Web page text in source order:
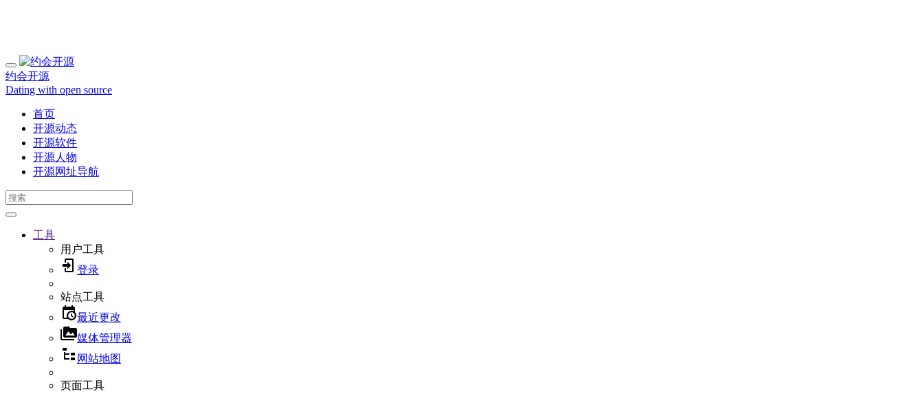
约会开源
Dating with open source
首页
开源动态
开源软件
开源人物
开源网址导航
工具
用户工具
登录
站点工具
最近更改
媒体管理器
网站地图
页面工具